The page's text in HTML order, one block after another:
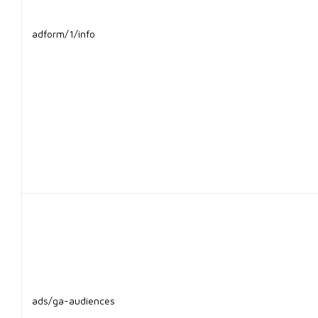
adform/1/info
ads/ga-audiences